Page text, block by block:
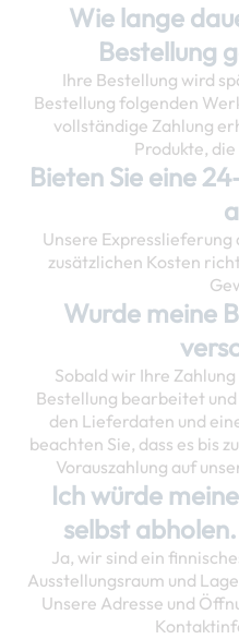
Wie lange
Bestellung
Ihre Bestellung wird
Bestellung folgenden
vollständige Zahlung
Produkte,
Bieten Sie eine
Unsere
zusätzlichen Kosten
Wurde meine
Sobald wir Ihre
Bestellung bearbeitet
den Lieferdaten und
beachten Sie, dass es bis
Vorauszahlung auf
Ich würde
selbst
Ja, wir sind ein
Ausstellungsraum und
Unsere Adresse und